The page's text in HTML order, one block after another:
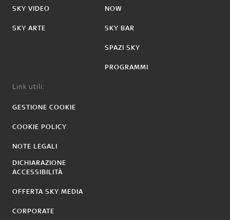
SKY VIDEO
SKY ARTE
NOW
SKY BAR
SPAZI SKY
PROGRAMMI
Link utili:
GESTIONE COOKIE
COOKIE POLICY
NOTE LEGALI
DICHIARAZIONE
ACCESSIBILITÀ
OFFERTA SKY MEDIA
CORPORATE